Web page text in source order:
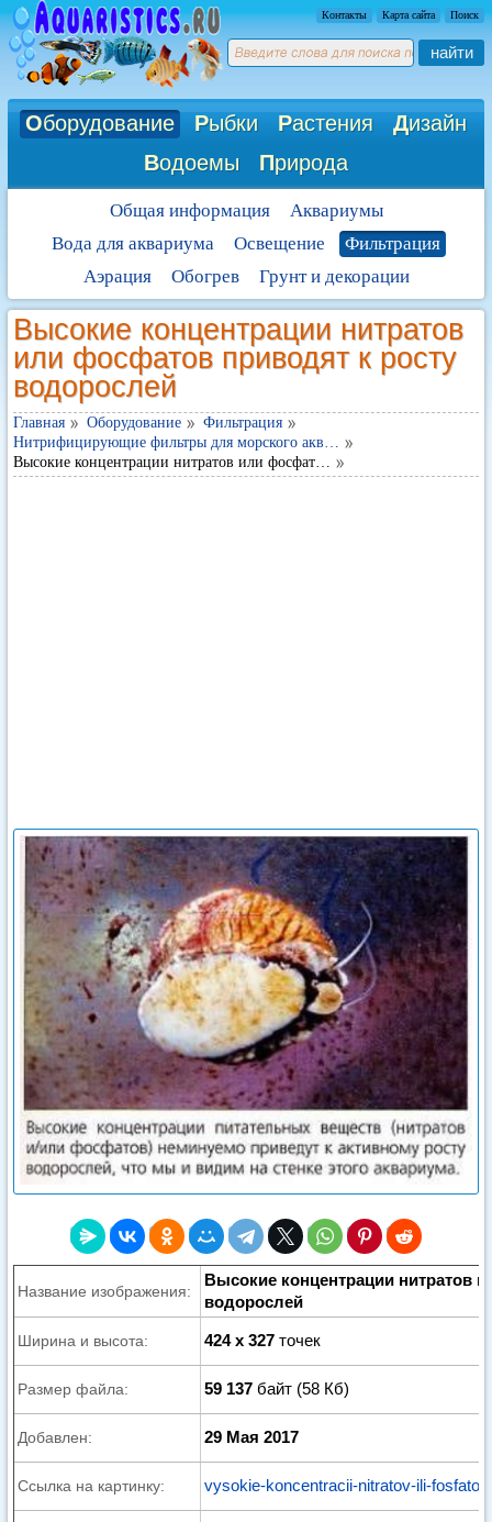
Контакты Карта сайта Поиск
найти
Оборудование Рыбки Растения Дизайн
Водоемы Природа
Общая информация
Аквариумы
Вода для аквариума
Освещение
Фильтрация
Аэрация
Обогрев Грунт и декорации
Высокие концентрации нитратов
или фосфатов приводят к росту
водорослей
Главная Оборудование
Фильтрация
Нитрифицирующие фильтры для морского акв…
Высокие концентрации нитратов или фосфат…
Название изображения:
Высокие концентрации нитратов
водорослей
Ширина и высота: 424 x 327 точек
Размер файла: 59 137 байт (58 Кб)
Добавлен: 29 Мая 2017
Ссылка на картинку: vysokie-koncentracii-nitratov-ili-